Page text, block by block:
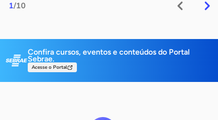
1/10
Confira cursos, eventos e conteúdos do Portal
Sebrae.
Acesse o Portal